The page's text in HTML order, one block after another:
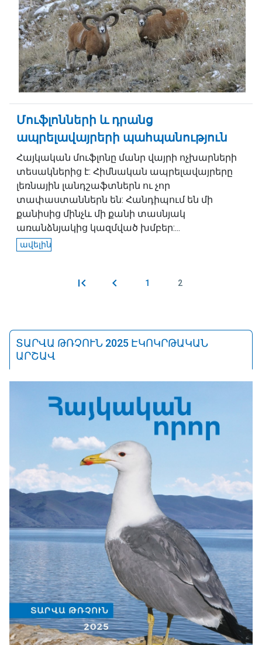
Մուֆլոնների և դրանց
ապրելավայրերի պահպանություն
Հայկական մուֆլոնը մանր վայրի ոչխարների
տեսակներից է: Հիմնական ապրելավայրերը
լեռնային լանդշաֆտներն ու չոր
տափաստաններն են: Հանդիպում են մի
քանիսից մինչև մի քանի տասնյակ
առանձնյակից կազմված խմբեր:...
ավելին
1 2
ՏԱՐՎԱ ԹՌՉՈՒՆ 2025 ԷԿՈԿՐԹԱԿԱՆ
ԱՐՇԱՎ